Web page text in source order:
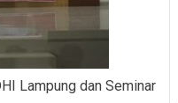
Lampung dan Seminar